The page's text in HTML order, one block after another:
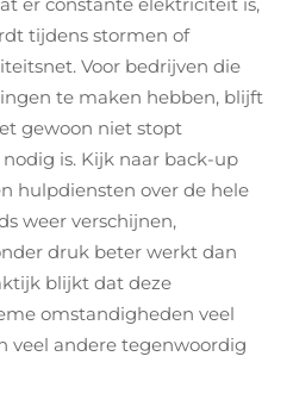
er constante elektriciteit is,
tijdens stormen of
Voor bedrijven die
te maken hebben, blijft
gewoon niet stopt
is. Kijk naar back-up
hulpdiensten over de hele
weer verschijnen,
druk beter werkt dan
blijkt dat deze
omstandigheden veel
veel andere tegenwoordig